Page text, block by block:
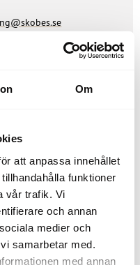
Om
att anpassa innehållet
funktioner
vår trafik. Vi
och annan
medier och
samarbetar med.
med annan